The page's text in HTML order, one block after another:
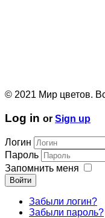
© 2021 Мир цветов.
Log in or Sign up
Логин
Пароль
Запомнить меня
Войти
Забыли логин?
Забыли пароль?